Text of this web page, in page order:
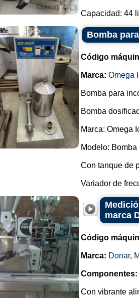
Capacidad: 44
Bomba
Código
Marca: Omega
Bomba para
Bomba
Marca: Omega
Modelo:
Con tanque de
Variador de
marca
Código
Marca: Donar,
Componentes:
Con vibrante